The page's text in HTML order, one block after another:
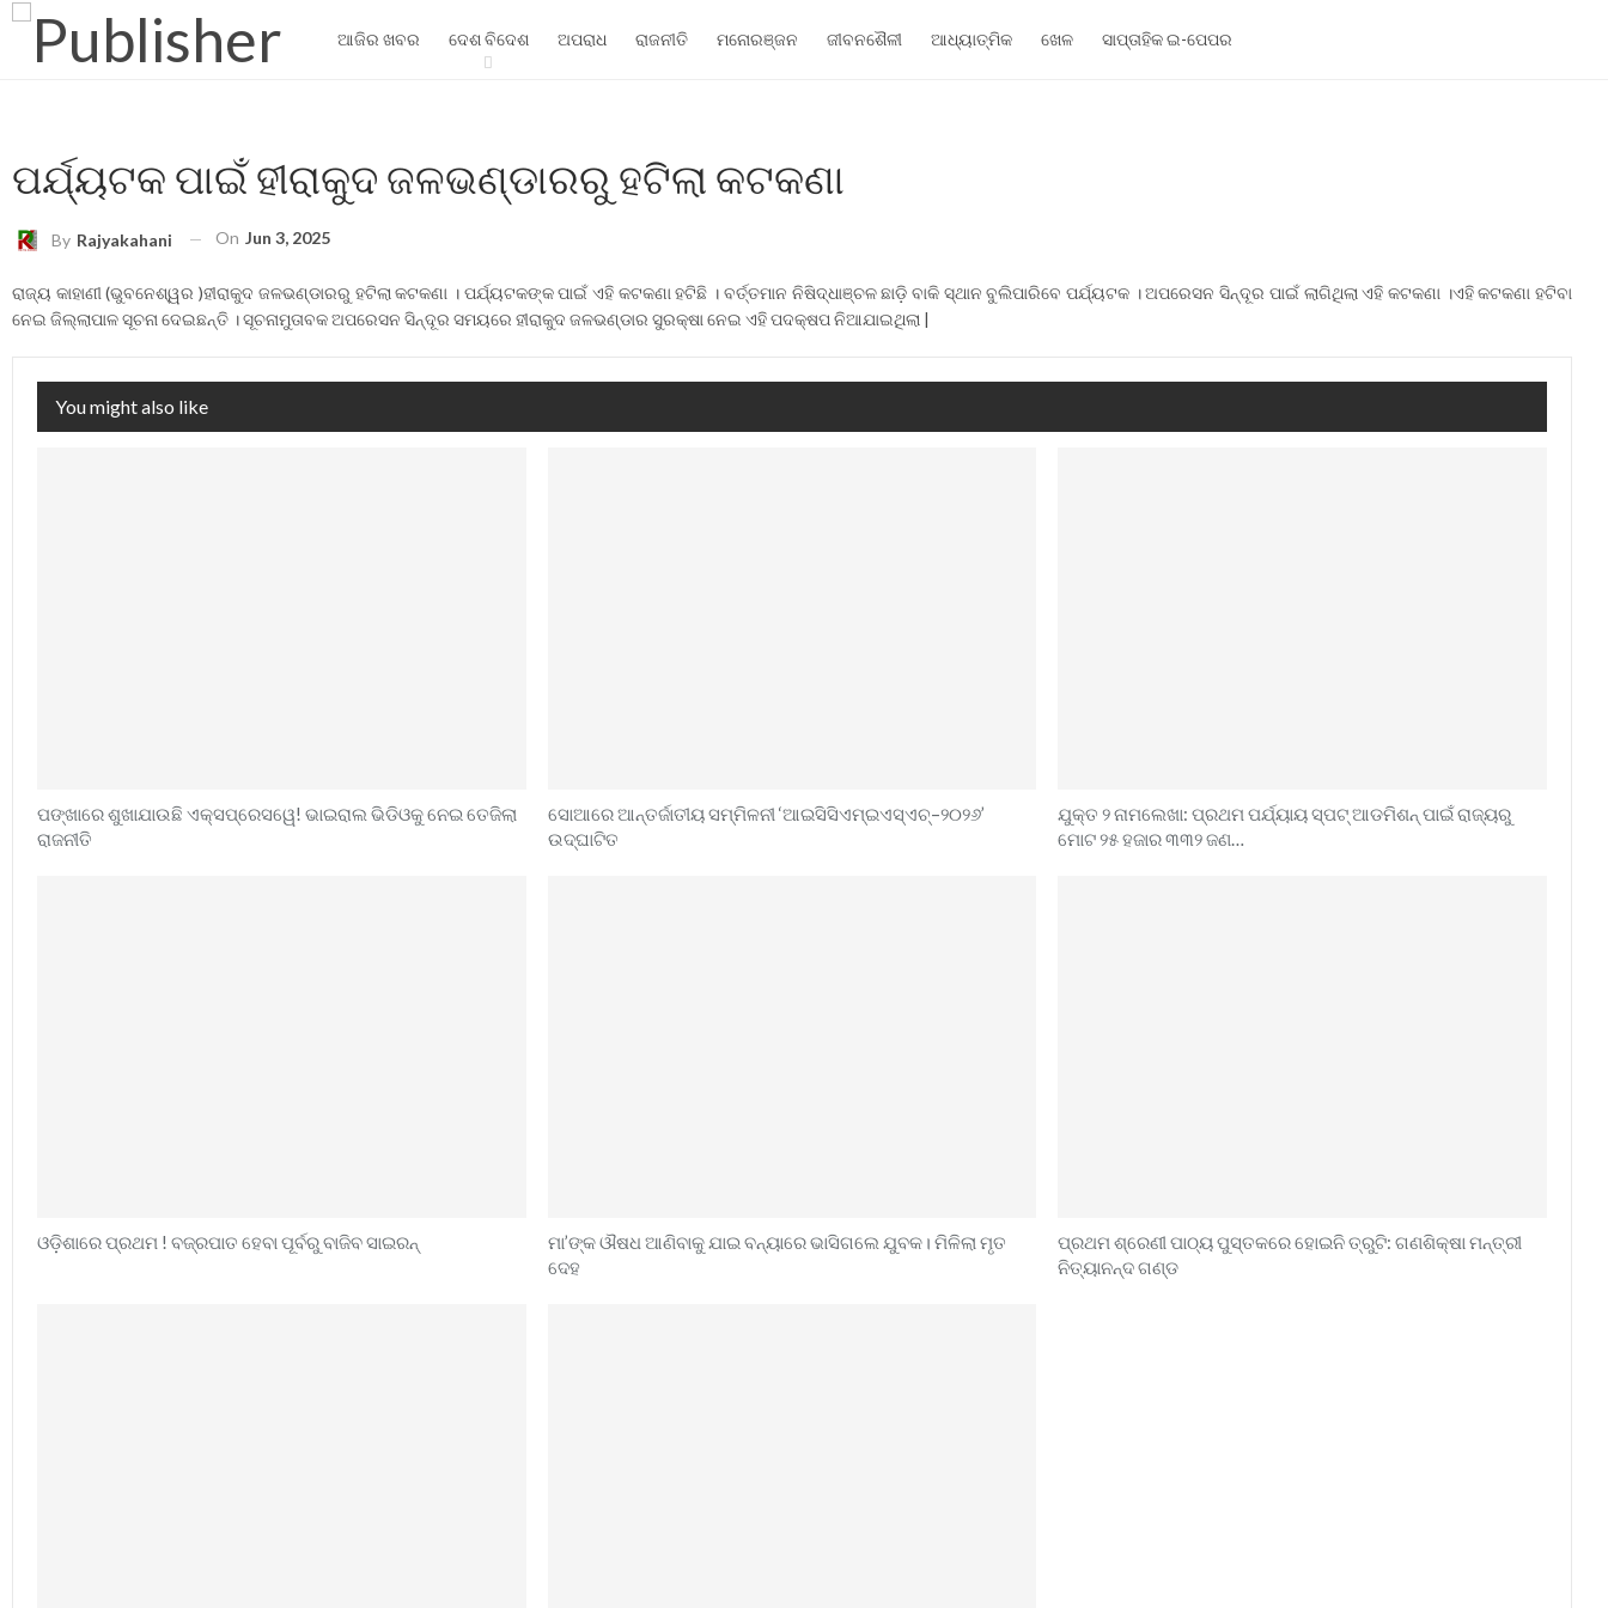
ଆଜିର ଖବର ଦେଶ ବିଦେଶ ଅପରାଧ ରାଜନୀତି ମନୋରଞ୍ଜନ ଜୀବନଶୈଳୀ ଆଧ୍ୟାତ୍ମିକ ଖେଳ ସାପ୍ତାହିକ ଇ-ପେପର
ପର୍ଯ୍ୟଟକ ପାଇଁ ହୀରାକୁଦ ଜଳଭଣ୍ଡାରରୁ ହଟିଲା କଟକଣା
By Rajyakahani On Jun 3, 2025
ରାଜ୍ୟ କାହାଣୀ (ଭୁବନେଶ୍ୱର )ହୀରାକୁଦ ଜଳଭଣ୍ଡାରରୁ ହଟିଲା କଟକଣା । ପର୍ଯ୍ୟଟକଙ୍କ ପାଇଁ ଏହି କଟକଣା ହଟିଛି । ବର୍ତ୍ତମାନ ନିଷିଦ୍ଧାଞ୍ଚଳ ଛାଡ଼ି ବାକି ସ୍ଥାନ ବୁଲିପାରିବେ ପର୍ଯ୍ୟଟକ । ଅପରେସନ ସିନ୍ଦୂର ପାଇଁ ଲାଗିଥିଲା ଏହି କଟକଣା ।ଏହି କଟକଣା ହଟିବା
ନେଇ ଜିଲ୍ଲାପାଳ ସୂଚନା ଦେଇଛନ୍ତି । ସୂଚନାମୁତାବକ ଅପରେସନ ସିନ୍ଦୂର ସମୟରେ ହୀରାକୁଦ ଜଳଭଣ୍ଡାର ସୁରକ୍ଷା ନେଇ ଏହି ପଦକ୍ଷପ ନିଆଯାଇଥିଲା |
You might also like
ପଙ୍ଖାରେ ଶୁଖାଯାଉଛି ଏକ୍ସପ୍ରେସୱେ! ଭାଇରାଲ ଭିଡିଓକୁ ନେଇ ତେଜିଲା
ରାଜନୀତି
ସୋଆରେ ଆନ୍ତର୍ଜାତୀୟ ସମ୍ମିଳନୀ ‘ଆଇସିସିଏମ୍‌ଇଏସ୍‌ଏଚ୍‌–୨୦୨୬’
ଉଦ୍‌ଘାଟିତ
ଯୁକ୍ତ ୨ ନାମଲେଖା: ପ୍ରଥମ ପର୍ଯ୍ୟାୟ ସ୍ପଟ୍ ଆଡମିଶନ୍ ପାଇଁ ରାଜ୍ୟରୁ
ମୋଟ ୨୫ ହଜାର ୩୩୨ ଜଣ…
ଓଡ଼ିଶାରେ ପ୍ରଥମ ! ବଜ୍ରପାତ ହେବା ପୂର୍ବରୁ ବାଜିବ ସାଇରନ୍
ମା’ଙ୍କ ଔଷଧ ଆଣିବାକୁ ଯାଇ ବନ୍ୟାରେ ଭାସିଗଲେ ଯୁବକ। ମିଳିଲା ମୃତ
ଦେହ
ପ୍ରଥମ ଶ୍ରେଣୀ ପାଠ୍ୟ ପୁସ୍ତକରେ ହୋଇନି ତ୍ରୁଟି: ଗଣଶିକ୍ଷା ମନ୍ତ୍ରୀ
ନିତ୍ୟାନନ୍ଦ ଗଣ୍ଡ